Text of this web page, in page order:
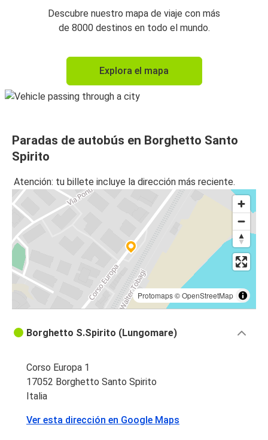
Descubre nuestro mapa de viaje con más
de 8000 destinos en todo el mundo.
Explora el mapa
Paradas de autobús en Borghetto Santo
Spirito
Atención: tu billete incluye la dirección más reciente.
Protomaps©OpenStreetMap
Borghetto S.Spirito (Lungomare)
Corso Europa 1
17052 Borghetto Santo Spirito
Italia
Ver esta dirección en Google Maps